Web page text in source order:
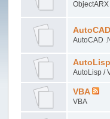
ObjectARX
AutoCAD
AutoLisp /
VBA
VBA